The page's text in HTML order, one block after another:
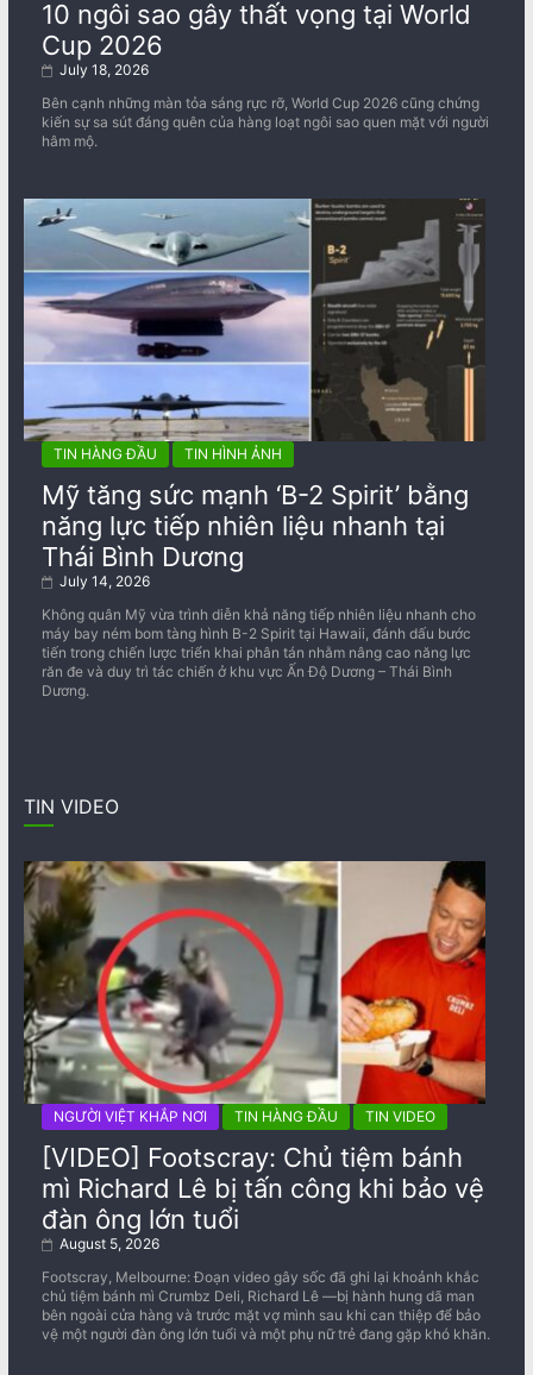
10 ngôi sao gây thất vọng tại World
Cup 2026
July 18, 2026
Bên cạnh những màn tỏa sáng rực rỡ, World Cup 2026 cũng chứng
kiến sự sa sút đáng quên của hàng loạt ngôi sao quen mặt với người
hâm mộ.
TIN HÀNG ĐẦU TIN HÌNH ẢNH
Mỹ tăng sức mạnh ‘B-2 Spirit’ bằng
năng lực tiếp nhiên liệu nhanh tại
Thái Bình Dương
July 14, 2026
Không quân Mỹ vừa trình diễn khả năng tiếp nhiên liệu nhanh cho
máy bay ném bom tàng hình B-2 Spirit tại Hawaii, đánh dấu bước
tiến trong chiến lược triển khai phân tán nhằm nâng cao năng lực
răn đe và duy trì tác chiến ở khu vực Ấn Độ Dương – Thái Bình
Dương.
TIN VIDEO
NGƯỜI VIỆT KHẮP NƠI TIN HÀNG ĐẦU TIN VIDEO
[VIDEO] Footscray: Chủ tiệm bánh
mì Richard Lê bị tấn công khi bảo vệ
đàn ông lớn tuổi
August 5, 2026
Footscray, Melbourne: Đoạn video gây sốc đã ghi lại khoảnh khắc
chủ tiệm bánh mì Crumbz Deli, Richard Lê —bị hành hung dã man
bên ngoài cửa hàng và trước mặt vợ mình sau khi can thiệp để bảo
vệ một người đàn ông lớn tuổi và một phụ nữ trẻ đang gặp khó khăn.